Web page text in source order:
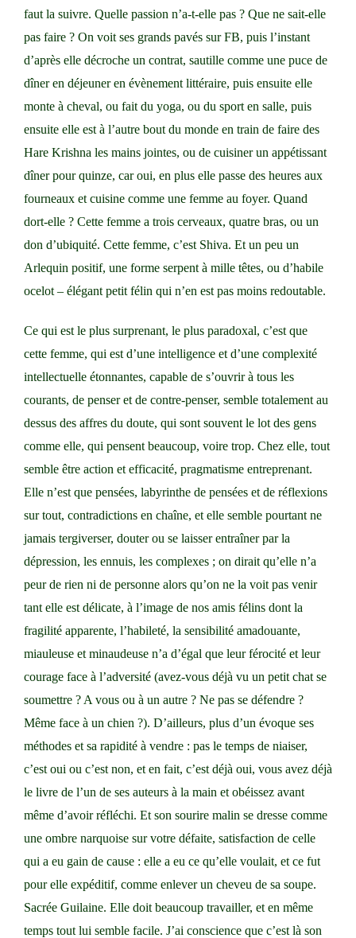
faut la suivre. Quelle passion n’a-t-elle pas ? Que ne sait-elle
pas faire ? On voit ses grands pavés sur FB, puis l’instant
d’après elle décroche un contrat, sautille comme une puce de
dîner en déjeuner en évènement littéraire, puis ensuite elle
monte à cheval, ou fait du yoga, ou du sport en salle, puis
ensuite elle est à l’autre bout du monde en train de faire des
Hare Krishna les mains jointes, ou de cuisiner un appétissant
dîner pour quinze, car oui, en plus elle passe des heures aux
fourneaux et cuisine comme une femme au foyer. Quand
dort-elle ? Cette femme a trois cerveaux, quatre bras, ou un
don d’ubiquité. Cette femme, c’est Shiva. Et un peu un
Arlequin positif, une forme serpent à mille têtes, ou d’habile
ocelot – élégant petit félin qui n’en est pas moins redoutable.
Ce qui est le plus surprenant, le plus paradoxal, c’est que
cette femme, qui est d’une intelligence et d’une complexité
intellectuelle étonnantes, capable de s’ouvrir à tous les
courants, de penser et de contre-penser, semble totalement au
dessus des affres du doute, qui sont souvent le lot des gens
comme elle, qui pensent beaucoup, voire trop. Chez elle, tout
semble être action et efficacité, pragmatisme entreprenant.
Elle n’est que pensées, labyrinthe de pensées et de réflexions
sur tout, contradictions en chaîne, et elle semble pourtant ne
jamais tergiverser, douter ou se laisser entraîner par la
dépression, les ennuis, les complexes ; on dirait qu’elle n’a
peur de rien ni de personne alors qu’on ne la voit pas venir
tant elle est délicate, à l’image de nos amis félins dont la
fragilité apparente, l’habileté, la sensibilité amadouante,
miauleuse et minaudeuse n’a d’égal que leur férocité et leur
courage face à l’adversité (avez-vous déjà vu un petit chat se
soumettre ? A vous ou à un autre ? Ne pas se défendre ?
Même face à un chien ?). D’ailleurs, plus d’un évoque ses
méthodes et sa rapidité à vendre : pas le temps de niaiser,
c’est oui ou c’est non, et en fait, c’est déjà oui, vous avez déjà
le livre de l’un de ses auteurs à la main et obéissez avant
même d’avoir réfléchi. Et son sourire malin se dresse comme
une ombre narquoise sur votre défaite, satisfaction de celle
qui a eu gain de cause : elle a eu ce qu’elle voulait, et ce fut
pour elle expéditif, comme enlever un cheveu de sa soupe.
Sacrée Guilaine. Elle doit beaucoup travailler, et en même
temps tout lui semble facile. J’ai conscience que c’est là son